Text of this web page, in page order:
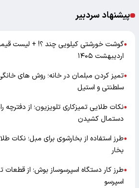
پیشنهاد سردبیر
●
اردیبهشت ۱۴۰۵
●تمیز کردن مبلمان در خانه؛ روش های
سلطنتی و استیل
●نکات طلایی تمیزکاری تلویزیون؛ از
دستمال کشیدن
●طرز استفاده از بخارشوی برای مبل؛ نکات
بخار
●طرز کار دستگاه اسپرسوساز بوش؛ از قطعات
اسپرسو